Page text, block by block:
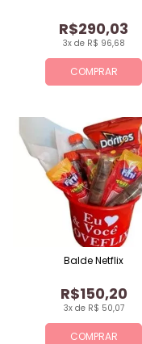
COMPRAR
3x de R$ 96,68
R$290,03
COMPRAR
3x de R$ 50,07
R$150,20
Balde Netflix